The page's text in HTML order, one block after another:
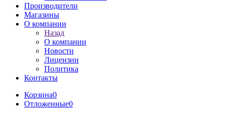
Производители
Магазины
О компании
Назад
О компании
Новости
Лицензии
Политика
Контакты
Корзина0
Отложенные0